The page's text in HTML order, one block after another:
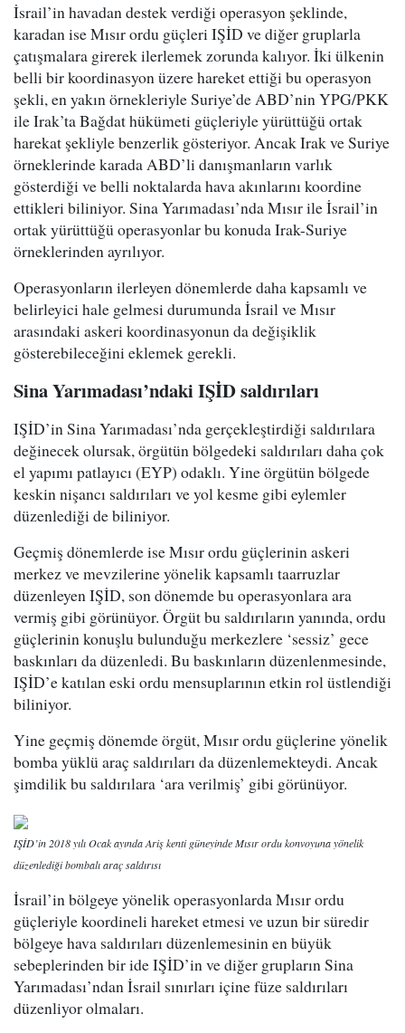
İsrail’in havadan destek verdiği operasyon şeklinde,
karadan ise Mısır ordu güçleri IŞİD ve diğer gruplarla
çatışmalara girerek ilerlemek zorunda kalıyor. İki ülkenin
belli bir koordinasyon üzere hareket ettiği bu operasyon
şekli, en yakın örnekleriyle Suriye’de ABD’nin YPG/PKK
ile Irak’ta Bağdat hükümeti güçleriyle yürüttüğü ortak
harekat şekliyle benzerlik gösteriyor. Ancak Irak ve Suriye
örneklerinde karada ABD’li danışmanların varlık
gösterdiği ve belli noktalarda hava akınlarını koordine
ettikleri biliniyor. Sina Yarımadası’nda Mısır ile İsrail’in
ortak yürüttüğü operasyonlar bu konuda Irak-Suriye
örneklerinden ayrılıyor.
Operasyonların ilerleyen dönemlerde daha kapsamlı ve
belirleyici hale gelmesi durumunda İsrail ve Mısır
arasındaki askeri koordinasyonun da değişiklik
gösterebileceğini eklemek gerekli.
Sina Yarımadası’ndaki IŞİD saldırıları
IŞİD’in Sina Yarımadası’nda gerçekleştirdiği saldırılara
değinecek olursak, örgütün bölgedeki saldırıları daha çok
el yapımı patlayıcı (EYP) odaklı. Yine örgütün bölgede
keskin nişancı saldırıları ve yol kesme gibi eylemler
düzenlediği de biliniyor.
Geçmiş dönemlerde ise Mısır ordu güçlerinin askeri
merkez ve mevzilerine yönelik kapsamlı taarruzlar
düzenleyen IŞİD, son dönemde bu operasyonlara ara
vermiş gibi görünüyor. Örgüt bu saldırıların yanında, ordu
güçlerinin konuşlu bulunduğu merkezlere ‘sessiz’ gece
baskınları da düzenledi. Bu baskınların düzenlenmesinde,
IŞİD’e katılan eski ordu mensuplarının etkin rol üstlendiği
biliniyor.
Yine geçmiş dönemde örgüt, Mısır ordu güçlerine yönelik
bomba yüklü araç saldırıları da düzenlemekteydi. Ancak
şimdilik bu saldırılara ‘ara verilmiş’ gibi görünüyor.
IŞİD’in 2018 yılı Ocak ayında Ariş kenti güneyinde Mısır ordu konvoyuna yönelik
düzenlediği bombalı araç saldırısı
İsrail’in bölgeye yönelik operasyonlarda Mısır ordu
güçleriyle koordineli hareket etmesi ve uzun bir süredir
bölgeye hava saldırıları düzenlemesinin en büyük
sebeplerinden bir ide IŞİD’in ve diğer grupların Sina
Yarımadası’ndan İsrail sınırları içine füze saldırıları
düzenliyor olmaları.